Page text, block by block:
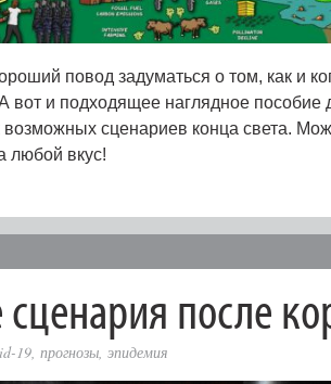
повод задуматься о том, как и
вот и подходящее наглядное пособие
возможных сценариев конца света.
любой вкус!
после
19 прогнозы эпидемия